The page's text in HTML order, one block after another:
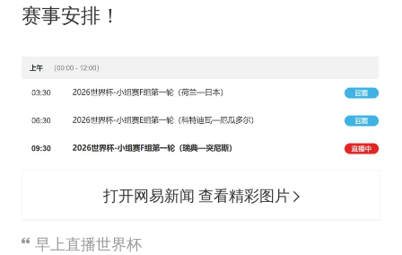
台风白海豚最新路径研判来了
船舶避风项目停工 多地全力防台风
赛事安排！
打开网易新闻 查看精彩图片
早上直播世界杯